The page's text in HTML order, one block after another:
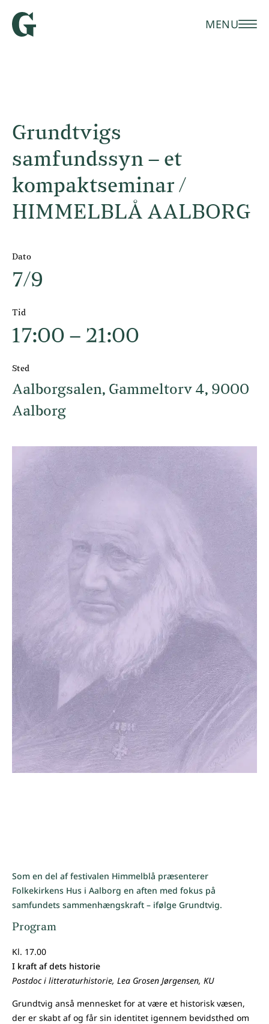
MENU
Grundtvigs
samfundssyn – et
kompaktseminar /
HIMMELBLÅ AALBORG
Dato
7/9
Tid
17:00 – 21:00
Sted
Aalborgsalen, Gammeltorv 4, 9000
Aalborg
Som en del af festivalen Himmelblå præsenterer
Folkekirkens Hus i Aalborg en aften med fokus på
samfundets sammenhængskraft – ifølge Grundtvig.
Program
Kl. 17.00
I kraft af dets historie
Postdoc i litteraturhistorie, Lea Grosen Jørgensen, KU
Grundtvig anså mennesket for at være et historisk væsen,
der er skabt af og får sin identitet igennem bevidsthed om